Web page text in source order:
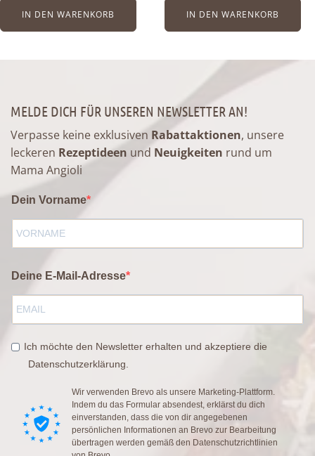
IN DEN WARENKORB IN DEN WARENKORB
MELDE DICH FÜR UNSEREN NEWSLETTER AN!
Verpasse keine exklusiven Rabattaktionen, unsere
leckeren Rezeptideen und Neuigkeiten rund um
Mama Angioli
Dein Vorname
Deine E-Mail-Adresse
Ich möchte den Newsletter erhalten und akzeptiere die
Datenschutzerklärung.
Wir verwenden Brevo als unsere Marketing-Plattform.
Indem du das Formular absendest, erklärst du dich
einverstanden, dass die von dir angegebenen
persönlichen Informationen an Brevo zur Bearbeitung
übertragen werden gemäß den Datenschutzrichtlinien